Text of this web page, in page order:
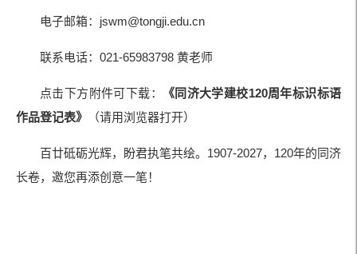
电子邮箱：jswm@tongji.edu.cn
联系电话：021-65983798 黄老师
点击下方附件可下载：
《同济大学建校120周年标识标语
作品登记表》
（请用浏览器打开）
百廿砥砺光辉，盼君执笔共绘。1907-2027，120年的同济
长卷，邀您再添创意一笔！